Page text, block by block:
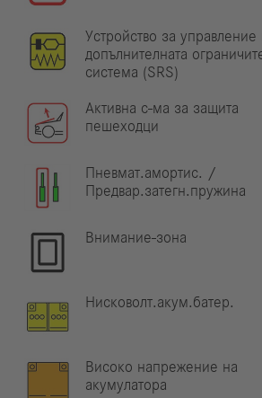
Устройство за управление
допълнителната
система (SRS)
Активна с-ма за защита
пешеходци
Пневмат.амортис. /
Предвар.затегн.пружина
Внимание-зона
Нисковолт.акум.батер.
Високо напрежение на
акумулатора